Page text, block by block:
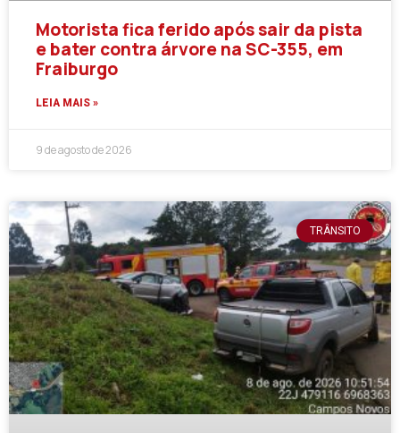
Motorista fica ferido após sair da pista
e bater contra árvore na SC-355, em
Fraiburgo
LEIA MAIS »
9 de agosto de 2026
TRÂNSITO